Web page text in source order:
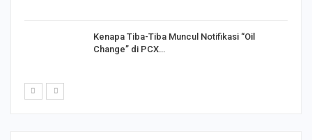
Kenapa Tiba-Tiba Muncul Notifikasi “Oil
Change” di PCX…